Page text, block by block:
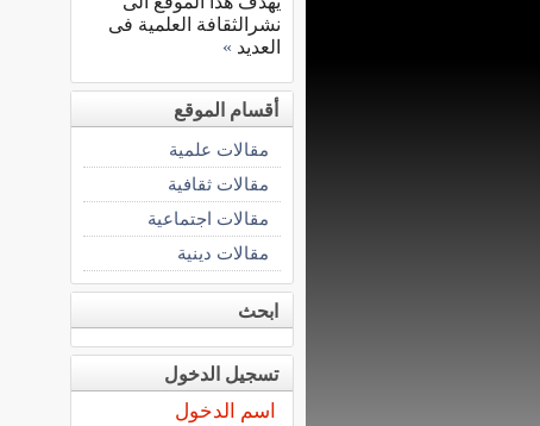
نشرالثقافة العلمية فى
العديد »
أقسام الموقع
مقالات علمية
مقالات ثقافية
مقالات اجتماعية
مقالات دينية
ابحث
تسجيل الدخول
اسم الدخول